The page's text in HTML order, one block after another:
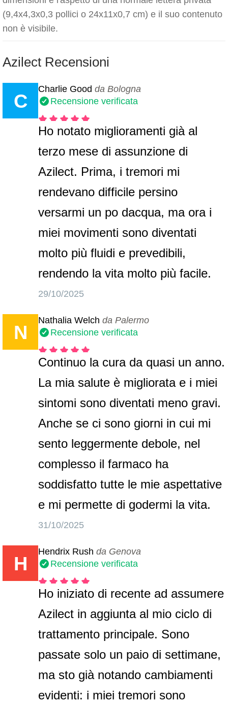
(9,4x4,3x0,3 pollici o 24x11x0,7 cm) e il suo contenuto
non è visibile.
Azilect Recensioni
C
Charlie Good da Bologna
Recensione verificata
Ho notato miglioramenti già al
terzo mese di assunzione di
Azilect. Prima, i tremori mi
rendevano difficile persino
versarmi un po dacqua, ma ora i
miei movimenti sono diventati
molto più fluidi e prevedibili,
rendendo la vita molto più facile.
29/10/2025
N
Nathalia Welch da Palermo
Recensione verificata
Continuo la cura da quasi un anno.
La mia salute è migliorata e i miei
sintomi sono diventati meno gravi.
Anche se ci sono giorni in cui mi
sento leggermente debole, nel
complesso il farmaco ha
soddisfatto tutte le mie aspettative
e mi permette di godermi la vita.
31/10/2025
H
Hendrix Rush da Genova
Recensione verificata
Ho iniziato di recente ad assumere
Azilect in aggiunta al mio ciclo di
trattamento principale. Sono
passate solo un paio di settimane,
ma sto già notando cambiamenti
evidenti: i miei tremori sono